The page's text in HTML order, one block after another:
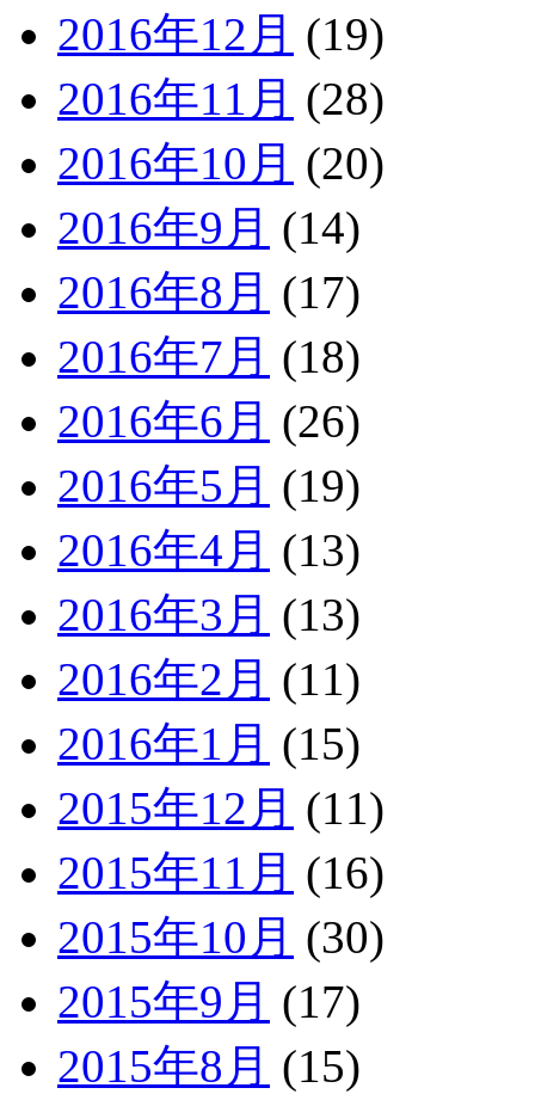
2016年12月 (19)
2016年11月 (28)
2016年10月 (20)
2016年9月 (14)
2016年8月 (17)
2016年7月 (18)
2016年6月 (26)
2016年5月 (19)
2016年4月 (13)
2016年3月 (13)
2016年2月 (11)
2016年1月 (15)
2015年12月 (11)
2015年11月 (16)
2015年10月 (30)
2015年9月 (17)
2015年8月 (15)